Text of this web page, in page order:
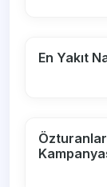
En Yakıt